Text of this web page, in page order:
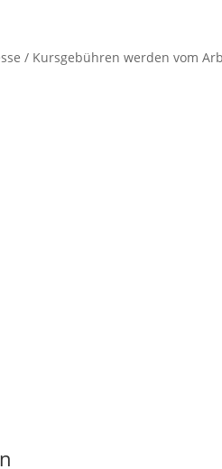
/ Kursgebühren werden vom